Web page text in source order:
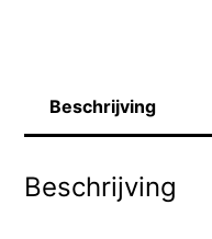
Beschrijving
Beschrijving